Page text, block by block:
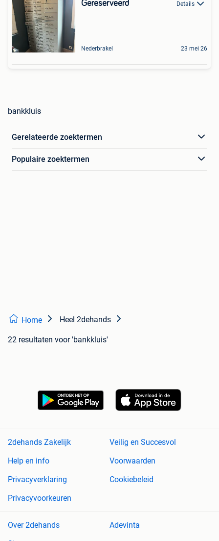
Gereserveerd Details
Nederbrakel 23 mei 26
bankkluis
Gerelateerde zoektermen
Populaire zoektermen
Home Heel 2dehands
22 resultaten voor 'bankkluis'
2dehands Zakelijk
Veilig en Succesvol
Help en info
Voorwaarden
Privacyverklaring
Cookiebeleid
Privacyvoorkeuren
Over 2dehands
Adevinta